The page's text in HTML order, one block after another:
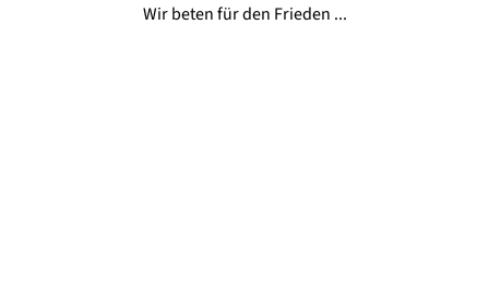
Wir beten für den Frieden ...